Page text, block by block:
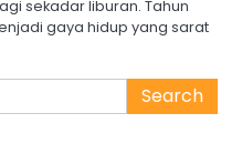
sekadar liburan. Tahun
gaya hidup yang sarat